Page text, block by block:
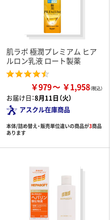
肌ラボ 極潤プレミアム ヒア
ルロン乳液 ロート製薬
￥979 ￥1,958
お届け日：8月11日（火）
アスクル在庫商品
本体/詰め替え・販売単位違いの商品が3商品
あります